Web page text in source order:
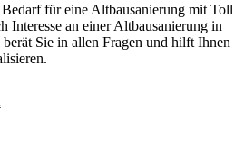
für eine Altbausanierung mit Toll
Interesse an einer Altbausanierung in
Sie in allen Fragen und hilft Ihnen